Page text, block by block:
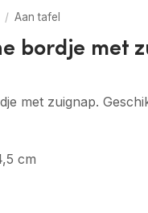
/ Aan tafel
bordje met
met zuignap.
cm